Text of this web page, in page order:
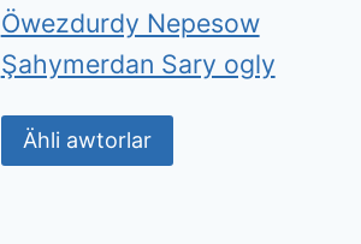
Öwezdurdy Nepesow
Şahymerdan Sary ogly
Ähli awtorlar